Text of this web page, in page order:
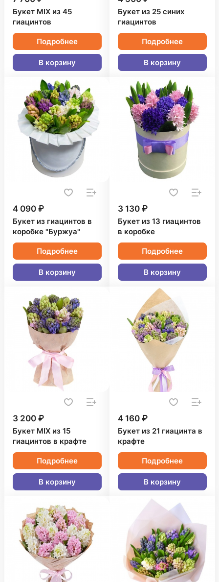
Букет MIX из 45
гиацинтов
Подробнее
В корзину
Букет из 25 синих
гиацинтов
Подробнее
В корзину
4 090 ₽
Букет из гиацинтов в
коробке "Буржуа"
Подробнее
В корзину
3 130 ₽
Букет из 13 гиацинтов
в коробке
Подробнее
В корзину
3 200 ₽
Букет MIX из 15
гиацинтов в крафте
Подробнее
В корзину
4 160 ₽
Букет из 21 гиацинта в
крафте
Подробнее
В корзину